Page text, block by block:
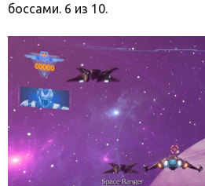
боссами. 6 из 10.